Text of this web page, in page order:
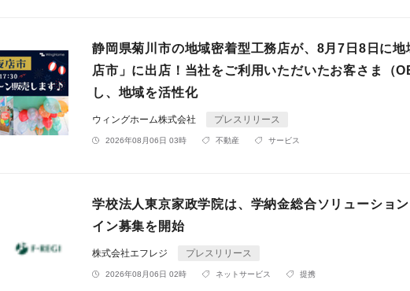
静岡県菊川市の地域密着型工務店が、8月7日8日に
店市」に出店！当社をご利用いただいたお客さま（
し、地域を活性化
ウィングホーム株式会社 プレスリリース
2026年08月06日 03時 不動産 サービス
学校法人東京家政学院は、学納金総合ソリューショ
イン募集を開始
株式会社エフレジ プレスリリース
2026年08月06日 02時 ネットサービス 提携